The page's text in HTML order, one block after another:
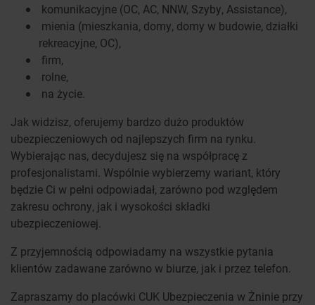
komunikacyjne (OC, AC, NNW, Szyby, Assistance),
mienia (mieszkania, domy, domy w budowie, działki
rekreacyjne, OC),
firm,
rolne,
na życie.
Jak widzisz, oferujemy bardzo dużo produktów
ubezpieczeniowych od najlepszych firm na rynku.
Wybierając nas, decydujesz się na współpracę z
profesjonalistami. Wspólnie wybierzemy wariant, który
będzie Ci w pełni odpowiadał, zarówno pod względem
zakresu ochrony, jak i wysokości składki
ubezpieczeniowej.
Z przyjemnością odpowiadamy na wszystkie pytania
klientów zadawane zarówno w biurze, jak i przez telefon.
Zapraszamy do placówki CUK Ubezpieczenia w Żninie przy